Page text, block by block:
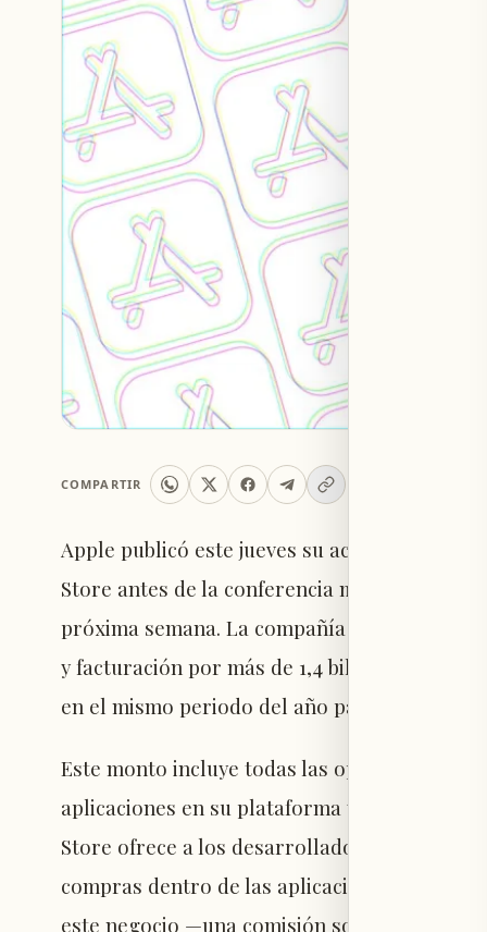
COMPARTIR
Apple publicó este jueves su actualización
Store antes de la conferencia mundial para
próxima semana. La compañía tecnológica
y facturación por más de 1,4 billones de
en el mismo periodo del año pasado.
Este monto incluye todas las operaciones
aplicaciones en su plataforma y busca
Store ofrece a los desarrolladores móviles,
compras dentro de las aplicaciones.
este negocio —una comisión sobre las